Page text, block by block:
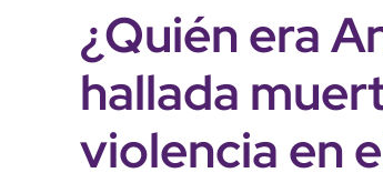
¿Quién era
hallada
violencia en